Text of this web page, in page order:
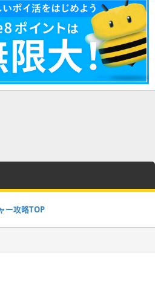
ー攻略TOP